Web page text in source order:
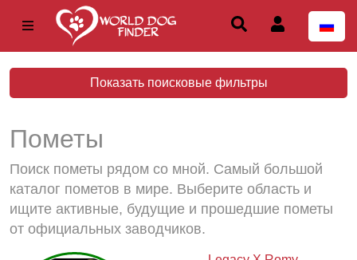
Показать поисковые фильтры
Пометы
Поиск пометы рядом со мной. Самый большой
каталог пометов в мире. Выберите область и
ищите активные, будущие и прошедшие пометы
от официальных заводчиков.